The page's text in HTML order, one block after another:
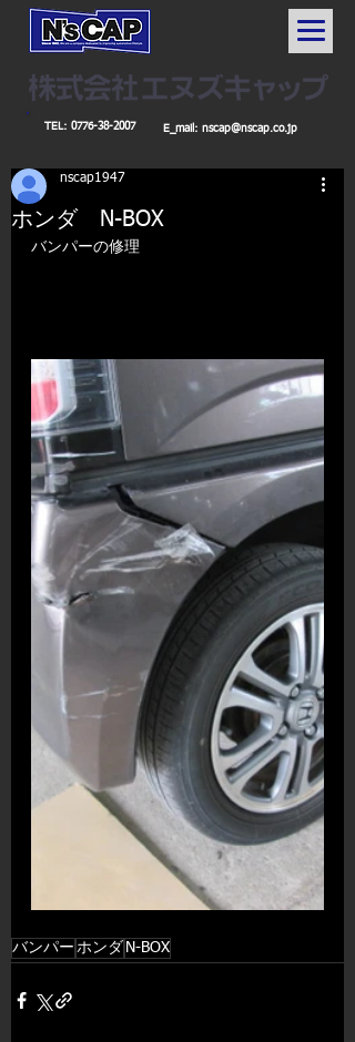
TEL: 0776-38-2007 E_mail: nscap@nscap.co.jp
ホンダ N-BOX
nscap1947
バンパーの修理
バンパー ホンダ N-BOX